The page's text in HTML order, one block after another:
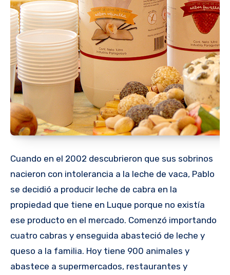
Cuando en el 2002 descubrieron que sus sobrinos
nacieron con intolerancia a la leche de vaca, Pablo
se decidió a producir leche de cabra en la
propiedad que tiene en Luque porque no existía
ese producto en el mercado. Comenzó importando
cuatro cabras y enseguida abasteció de leche y
queso a la familia. Hoy tiene 900 animales y
abastece a supermercados, restaurantes y